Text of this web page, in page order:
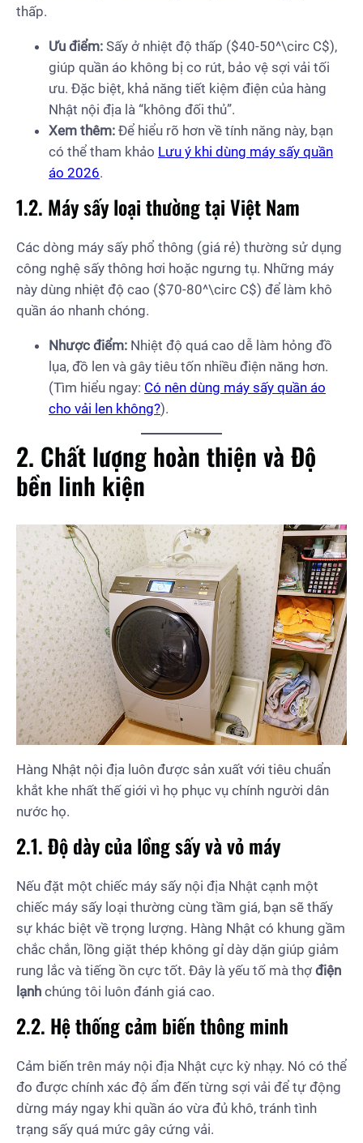
thấp.
Ưu điểm: Sấy ở nhiệt độ thấp ($40-50^\circ C$),
giúp quần áo không bị co rút, bảo vệ sợi vải tối
ưu. Đặc biệt, khả năng tiết kiệm điện của hàng
Nhật nội địa là “không đối thủ”.
Xem thêm: Để hiểu rõ hơn về tính năng này, bạn
có thể tham khảo Lưu ý khi dùng máy sấy quần
áo 2026.
1.2. Máy sấy loại thường tại Việt Nam
Các dòng máy sấy phổ thông (giá rẻ) thường sử dụng
công nghệ sấy thông hơi hoặc ngưng tụ. Những máy
này dùng nhiệt độ cao ($70-80^\circ C$) để làm khô
quần áo nhanh chóng.
Nhược điểm: Nhiệt độ quá cao dễ làm hỏng đồ
lụa, đồ len và gây tiêu tốn nhiều điện năng hơn.
(Tìm hiểu ngay: Có nên dùng máy sấy quần áo
cho vải len không?).
2. Chất lượng hoàn thiện và Độ
bền linh kiện
Hàng Nhật nội địa luôn được sản xuất với tiêu chuẩn
khắt khe nhất thế giới vì họ phục vụ chính người dân
nước họ.
2.1. Độ dày của lồng sấy và vỏ máy
Nếu đặt một chiếc máy sấy nội địa Nhật cạnh một
chiếc máy sấy loại thường cùng tầm giá, bạn sẽ thấy
sự khác biệt về trọng lượng. Hàng Nhật có khung gầm
chắc chắn, lồng giặt thép không gỉ dày dặn giúp giảm
rung lắc và tiếng ồn cực tốt. Đây là yếu tố mà thợ điện
lạnh chúng tôi luôn đánh giá cao.
2.2. Hệ thống cảm biến thông minh
Cảm biến trên máy nội địa Nhật cực kỳ nhạy. Nó có thể
đo được chính xác độ ẩm đến từng sợi vải để tự động
dừng máy ngay khi quần áo vừa đủ khô, tránh tình
trạng sấy quá mức gây cứng vải.